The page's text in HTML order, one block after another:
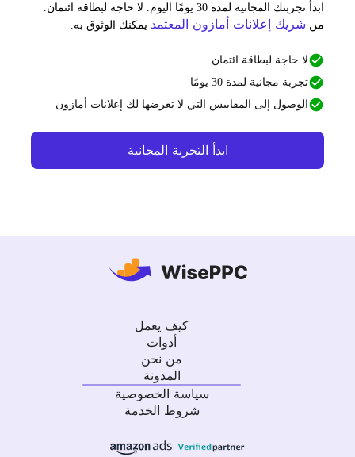
ابدأ تجربتك المجانية لمدة 30 يومًا اليوم. لا حاجة لبطاقة ائتمان.
شريك إعلانات أمازون المعتمد يمكنك الوثوق به.
لا حاجة لبطاقة ائتمان
تجربة مجانية لمدة 30 يومًا
الوصول إلى المقاييس التي لا تعرضها لك إعلانات أمازون
ابدأ التجربة المجانية
كيف يعمل
من نحن
سياسة الخصوصية
شروط الخدمة